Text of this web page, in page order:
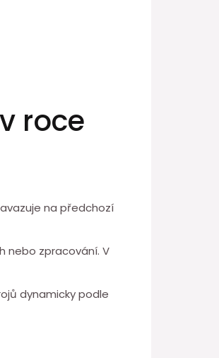
roce
na předchozí
nebo zpracování. V
dynamicky podle